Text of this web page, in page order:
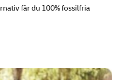
får du 100% fossilfria